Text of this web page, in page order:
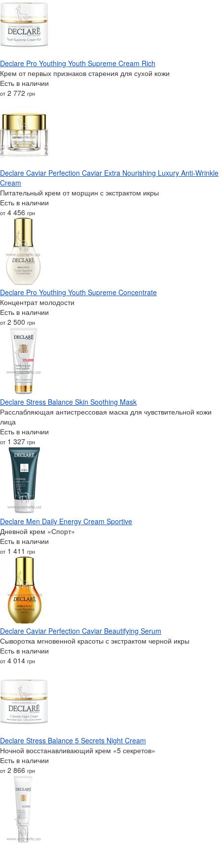
Declare Pro Youthing Youth Supreme Cream Rich
Крем от первых признаков старения для сухой кожи
Есть в наличии
от 2 772 грн
Declare Caviar Perfection Caviar Extra Nourishing Luxury Anti-Wrinkle
Cream
Питательный крем от морщин с экстрактом икры
Есть в наличии
от 4 456 грн
Declare Pro Youthing Youth Supreme Concentrate
Концентрат молодости
Есть в наличии
от 2 500 грн
Declare Stress Balance Skin Soothing Mask
Расслабляющая антистрессовая маска для чувствительной кожи
лица
Есть в наличии
от 1 327 грн
Declare Men Daily Energy Cream Sportive
Дневной крем «‎‎Спорт»
Есть в наличии
от 1 411 грн
Declare Caviar Perfection Caviar Beautifying Serum
Сыворотка мгновенной красоты с экстрактом черной икры
Есть в наличии
от 4 014 грн
Declare Stress Balance 5 Secrets Night Cream
Ночной восстанавливающий крем «5 секретов‎»
Есть в наличии
от 2 866 грн